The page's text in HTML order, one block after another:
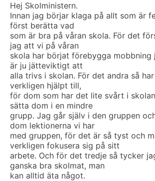
Hej Skolministern.
Innan jag börjar klaga på allt som är
först berätta vad
som är bra på våran skola. För det
jag att vi på våran
skola har börjat förebygga mobbning
är ju jätteviktigt att
alla trivs i skolan. För det andra så
verkligen hjälpt till,
för dom som har det lite svårt i
sätta dom i en mindre
grupp. Jag går själv i den gruppen
dom lektionerna vi har
med gruppen, för det är så tyst och
verkligen fokusera sig på sitt
arbete. Och för det tredje så tycker
ganska bra skolmat, man
kan alltid äta något.